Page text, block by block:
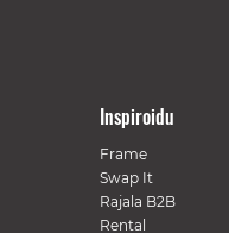
Inspiroidu
Frame
Swap It
Rajala B2B
Rental